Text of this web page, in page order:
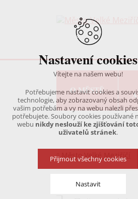
O MĚSTĚ
Město Velké Meziříčí
Nastavení cookies
Vítejte na našem webu!
Potřebujeme nastavit cookies a
technologie, aby zobrazovaný obsah
vašim potřebám a vy na webu nalezli
potřebujete. Soubory cookies používané
webu nikdy neslouží ke zjišťování
uživatelů stránek.
Přijmout všechny cookies
Nastavit